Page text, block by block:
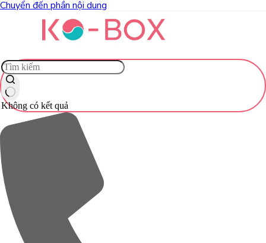
Chuyển đến phần nội dung
Không có kết quả